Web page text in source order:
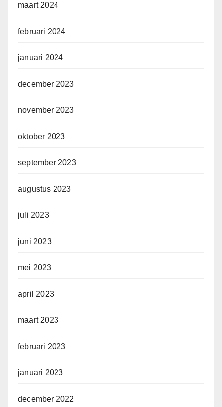
maart 2024
februari 2024
januari 2024
december 2023
november 2023
oktober 2023
september 2023
augustus 2023
juli 2023
juni 2023
mei 2023
april 2023
maart 2023
februari 2023
januari 2023
december 2022